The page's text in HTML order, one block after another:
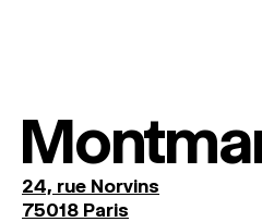
24, rue Norvins
75018 Paris